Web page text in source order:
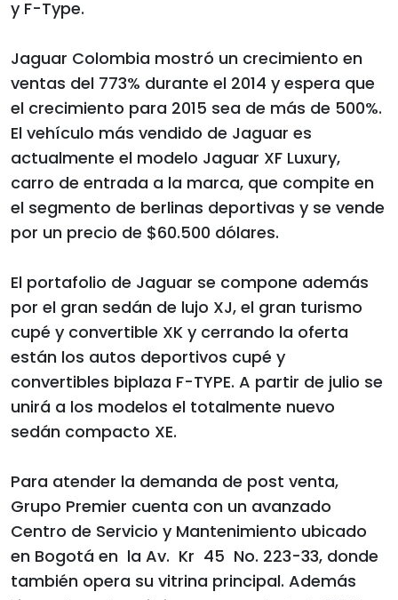
y F-Type.
Jaguar Colombia mostró un crecimiento en
ventas del 773% durante el 2014 y espera que
el crecimiento para 2015 sea de más de 500%.
El vehículo más vendido de Jaguar es
actualmente el modelo Jaguar XF Luxury,
carro de entrada a la marca, que compite en
el segmento de berlinas deportivas y se vende
por un precio de $60.500 dólares.
El portafolio de Jaguar se compone además
por el gran sedán de lujo XJ, el gran turismo
cupé y convertible XK y cerrando la oferta
están los autos deportivos cupé y
convertibles biplaza F-TYPE. A partir de julio se
unirá a los modelos el totalmente nuevo
sedán compacto XE.
Para atender la demanda de post venta,
Grupo Premier cuenta con un avanzado
Centro de Servicio y Mantenimiento ubicado
en Bogotá en la Av. Kr 45 No. 223-33, donde
también opera su vitrina principal. Además